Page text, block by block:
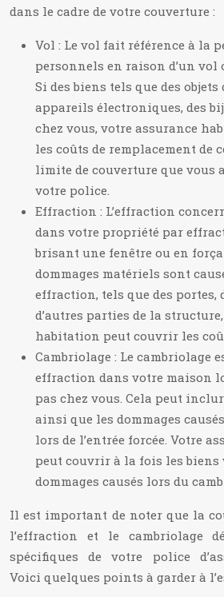
dans le cadre de votre couverture :
Vol : Le vol fait référence à la
personnels en raison d’un vol
Si des biens tels que des objets
appareils électroniques, des
chez vous, votre assurance
les coûts de remplacement de
limite de couverture que vous
votre police.
Effraction : L’effraction
dans votre propriété par
brisant une fenêtre ou en
dommages matériels sont
effraction, tels que des portes,
d’autres parties de la
habitation peut couvrir les
Cambriolage : Le cambriolage
effraction dans votre maison
pas chez vous. Cela peut
ainsi que les dommages
lors de l’entrée forcée. Votre
peut couvrir à la fois les biens
dommages causés lors du
Il est important de noter que la
l’effraction et le cambriolage
spécifiques de votre police
Voici quelques points à garder à